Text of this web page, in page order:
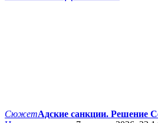
СюжетАдские санкции. Решение